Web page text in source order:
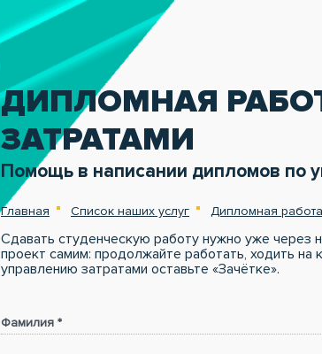
ДИПЛОМНАЯ
ЗАТРАТАМИ
Помощь в написании дипломов по
Главная Список наших услуг Дипломная работа
Сдавать студенческую работу нужно уже через
проект самим: продолжайте работать, ходить
управлению затратами оставьте «Зачётке».
Фамилия *